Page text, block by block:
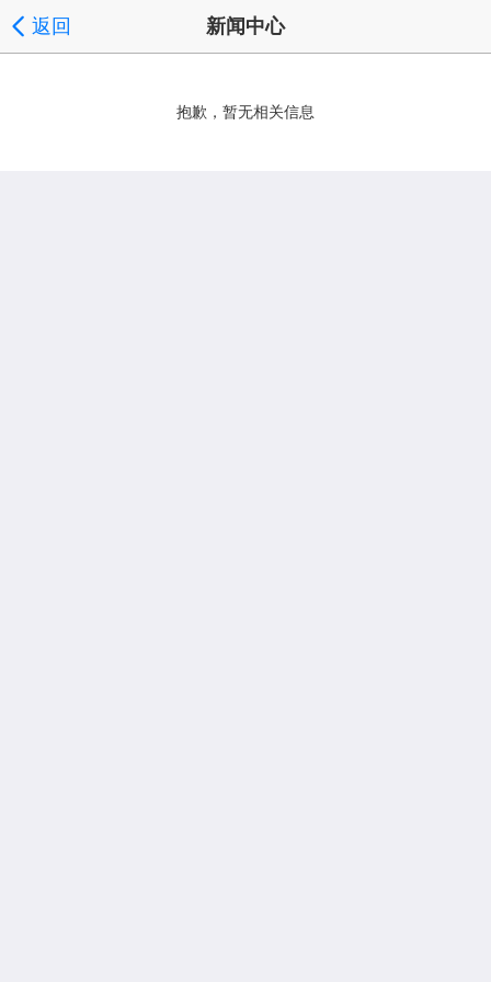
返回 新闻中心
抱歉，暂无相关信息